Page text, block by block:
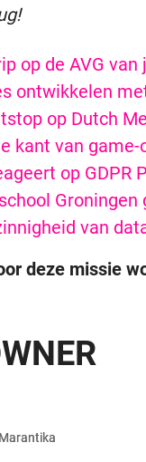
op de AVG van
ontwikkelen
op Dutch
kant van
op GDPR
van
deze missie